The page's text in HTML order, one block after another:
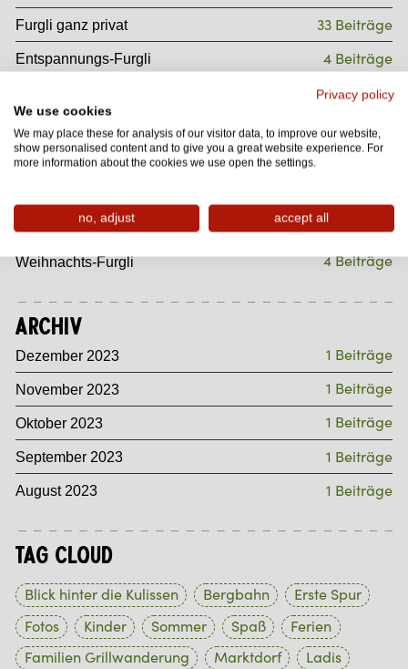
Furgli ganz privat 33 Beiträge
Entspannungs-Furgli 4 Beiträge
11 Beiträge
Sommer-Furgli 37 Beiträge
Gourmet-Furgli
Wander-Furgli 7 Beiträge
Weihnachts-Furgli 4 Beiträge
Archiv
Dezember 2023 1 Beiträge
November 2023 1 Beiträge
Oktober 2023 1 Beiträge
September 2023 1 Beiträge
August 2023 1 Beiträge
Tag Cloud
Blick hinter die Kulissen Bergbahn
Erste Spur
Fotos
Kinder Sommer Spaß
Ferien
Familien Grillwanderung
Marktdorf
Ladis
Privacy policy
We use cookies
We may place these for analysis of our visitor data, to improve our website,
show personalised content and to give you a great website experience. For
more information about the cookies we use open the settings.
no, adjust accept all